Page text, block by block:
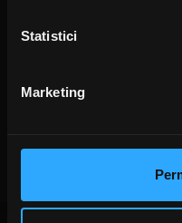
dvs. personale și
anunțurile, pentru a oferi
a analiza traficul. De
privire la modul în care
Statistici
Marketing